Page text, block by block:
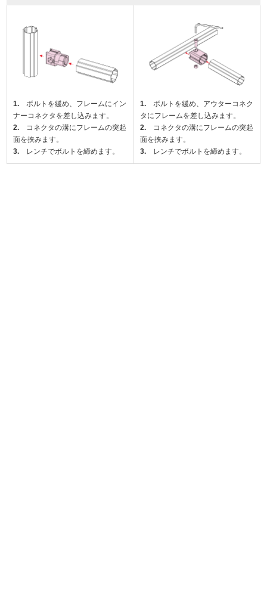
1. ボルトを緩め、フレームにイン
ナーコネクタを差し込みます。
2. コネクタの溝にフレームの突起
面を挟みます。
3. レンチでボルトを締めます。
1.ボルトを緩め、アウターコネク
タにフレームを差し込みます。
2.コネクタの溝にフレームの突起
面を挟みます。
3.レンチでボルトを締めます。